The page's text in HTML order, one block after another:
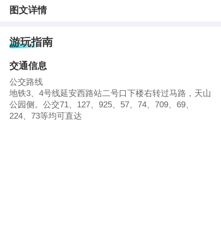
图文详情
游玩指南
交通信息
公交路线
地铁3、4号线延安西路站二号口下楼右转过马路，天山
公园侧。公交71、127、925、57、74、709、69、
224、73等均可直达